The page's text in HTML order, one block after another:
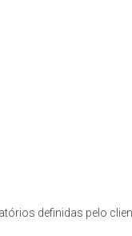
definidas pelo